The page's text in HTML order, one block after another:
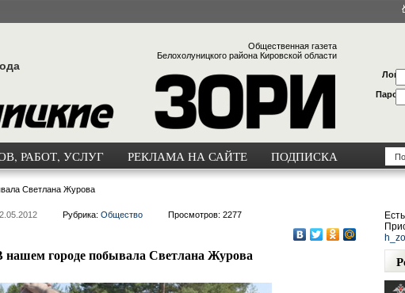
Общественная газета
Белохолуницкого района Кировской области
Логин
Пароль
РАБОТ, УСЛУГ РЕКЛАМА НА САЙТЕ ПОДПИСКА
Светлана Журова
Рубрика: Общество Просмотров: 2277
нашем городе побывала Светлана Журова